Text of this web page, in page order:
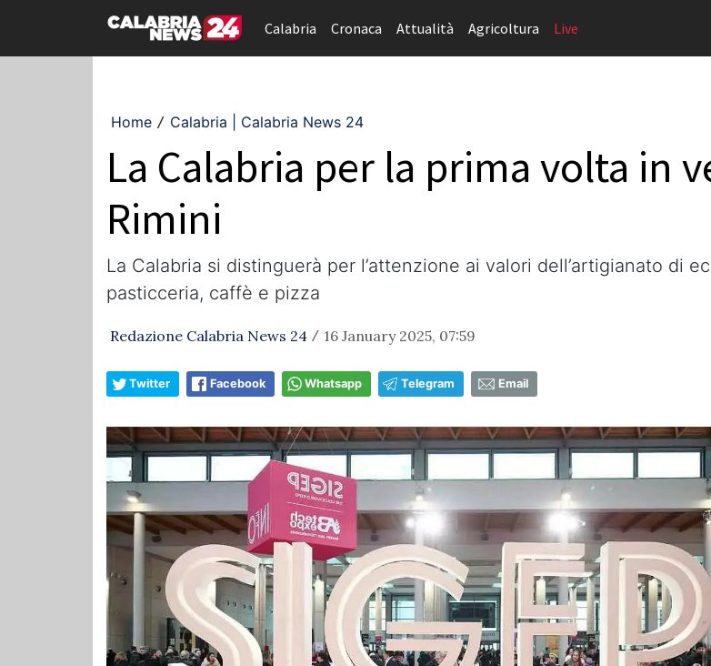
Calabria Cronaca Attualità Agricoltura Live
Home / Calabria | Calabria News 24
La Calabria per la prima volta in
Rimini
La Calabria si distinguerà per l’attenzione ai valori dell’artigianato di
pasticceria, caffè e pizza
Redazione Calabria News 24 / 16 January 2025, 07:59
Twitter Facebook Whatsapp Telegram Email